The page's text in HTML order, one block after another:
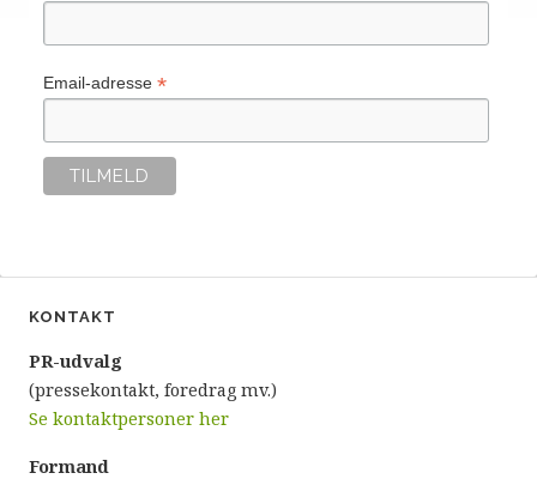
Email-adresse *
KONTAKT
PR-udvalg
(pressekontakt, foredrag mv.)
Se kontaktpersoner her
Formand